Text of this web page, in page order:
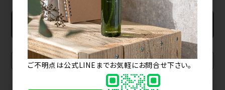
新規会員登録
ご不明点は公式LINEまでお気軽にお問合せ下さい。